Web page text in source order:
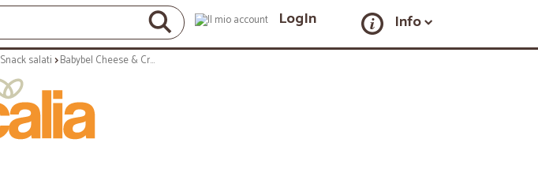
LogIn Info
Snack salati Babybel Cheese & Crackers 2 x 40 gr.